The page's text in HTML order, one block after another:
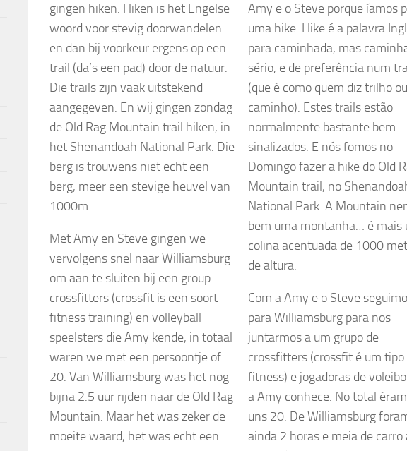
gingen hiken. Hiken is het Engelse
woord voor stevig doorwandelen
en dan bij voorkeur ergens op een
trail (da’s een pad) door de natuur.
Die trails zijn vaak uitstekend
aangegeven. En wij gingen zondag
de Old Rag Mountain trail hiken, in
het Shenandoah National Park. Die
berg is trouwens niet echt een
berg, meer een stevige heuvel van
1000m.
Met Amy en Steve gingen we
vervolgens snel naar Williamsburg
om aan te sluiten bij een group
crossfitters (crossfit is een soort
fitness training) en volleyball
speelsters die Amy kende, in totaal
waren we met een persoontje of
20. Van Williamsburg was het nog
bijna 2.5 uur rijden naar de Old Rag
Mountain. Maar het was zeker de
moeite waard, het was echt een
Amy e o Steve porque íamos
uma hike. Hike é a palavra
para caminhada, mas
sério, e de preferência num
(que é como quem diz trilho ou
caminho). Estes trails estão
normalmente bastante bem
sinalizados. E nós fomos no
Domingo fazer a hike do Old
Mountain trail, no
National Park. A Mountain
bem uma montanha… é mais
colina acentuada de 1000
de altura.
Com a Amy e o Steve
para Williamsburg para nos
juntarmos a um grupo de
crossfitters (crossfit é um tipo
fitness) e jogadoras de
a Amy conhece. No total
uns 20. De Williamsburg
ainda 2 horas e meia de carro